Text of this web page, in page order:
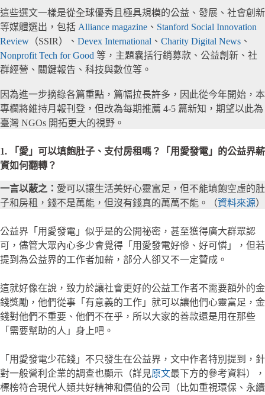
這些選文一樣是從全球優秀且極具規模的公益、發展、社會創新
等媒體選出，包括 Alliance magazine 、 Stanford Social Innovation
Review （SSIR）、 Devex International 、 Charity Digital News 、
Nonprofit Tech for Good 等，主題囊括行銷募款、公益創新、社
群經營、關鍵報告、科技與數位等。
因為進一步摘錄各篇重點，篇幅拉長許多，因此從今年開始，本
專欄將維持月報刊登，但改為每期推薦 4-5 篇新知，期望以此為
臺灣 NGOs 開拓更大的視野。
1. 「愛」可以填飽肚子、支付房租嗎？「用愛發電」的公益界薪
資如何翻轉？
一言以蔽之： 愛可以讓生活美好心靈富足，但不能填飽空虛的肚
子和房租，錢不是萬能，但沒有錢真的萬萬不能。（資料來源）
公益界「用愛發電」似乎是的公開祕密，甚至獲得廣大群眾認
可，儘管大眾內心多少會覺得「用愛發電好慘、好可憐」，但若
提到為公益界的工作者加薪，部分人卻又不一定贊成。
這就好像在說，致力於讓社會更好的公益工作者不需要額外的金
錢獎勵，他們從事「有意義的工作」就可以讓他們心靈富足，金
錢對他們不重要、他們不在乎，所以大家的善款還是用在那些
「需要幫助的人」身上吧。
「用愛發電少花錢」不只發生在公益界，文中作者特別提到，針
對一般營利企業的調查也顯示（詳見原文最下方的參考資料），
標榜符合現代人類共好精神和價值的公司（比如重視環保、永續